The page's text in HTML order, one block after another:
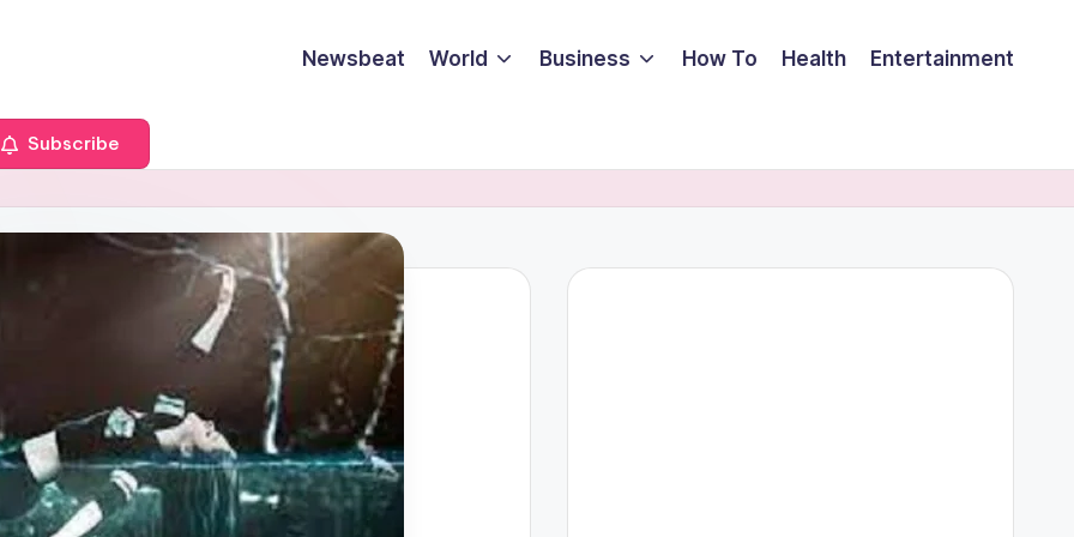
Newsbeat World Business How To Health Entertainment
Subscribe